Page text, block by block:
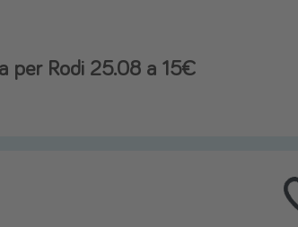
per Rodi 25.08 a 15€